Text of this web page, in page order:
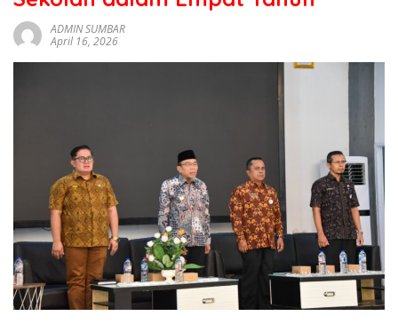
sumbar
tv
live
ADMIN SUMBAR
April 16, 2026